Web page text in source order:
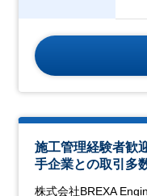
施工管理経験者歓
手企業との取引多
株式会社BREXA